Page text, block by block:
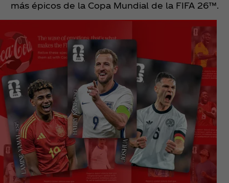
más épicos de la Copa Mundial de la FIFA 26™.